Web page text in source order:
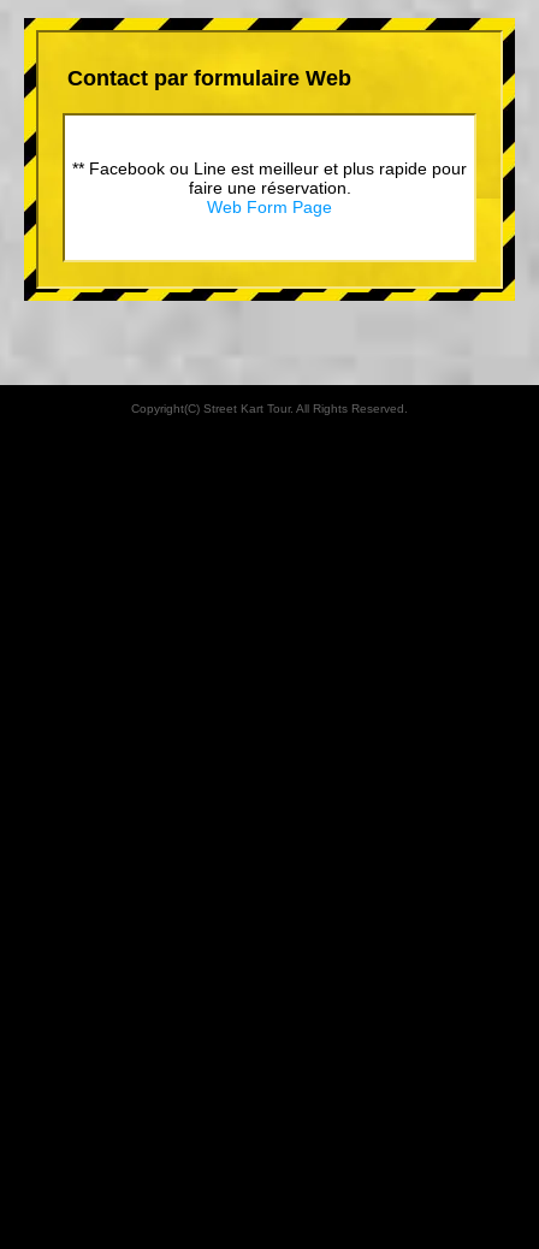
Contact par formulaire Web
** Facebook ou Line est meilleur et plus rapide pour
faire une réservation.
Web Form Page
Copyright(C) Street Kart Tour. All Rights Reserved.